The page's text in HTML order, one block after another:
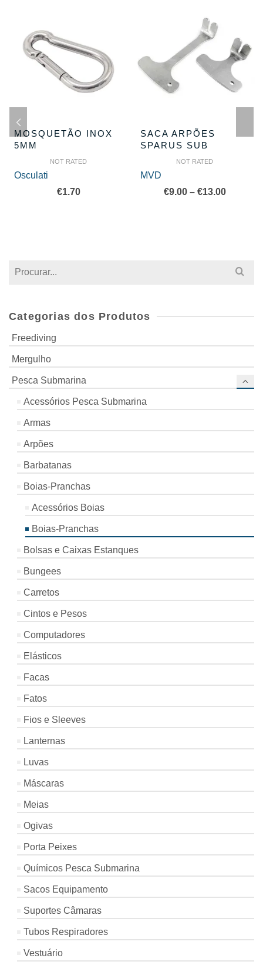
MOSQUETÃO INOX
5MM
NOT RATED
Osculati
€1.70
SACA ARPÕES
SPARUS SUB
NOT RATED
MVD
€9.00 – €13.00Price
Search
Categorias dos Produtos
Freediving
Mergulho
Pesca Submarina
Acessórios Pesca Submarina
Armas
Arpões
Barbatanas
Boias-Pranchas
Acessórios Boias
Boias-Pranchas
Bolsas e Caixas Estanques
Bungees
Carretos
Cintos e Pesos
Computadores
Elásticos
Facas
Fatos
Fios e Sleeves
Lanternas
Luvas
Máscaras
Meias
Ogivas
Porta Peixes
Químicos Pesca Submarina
Sacos Equipamento
Suportes Câmaras
Tubos Respiradores
Vestuário